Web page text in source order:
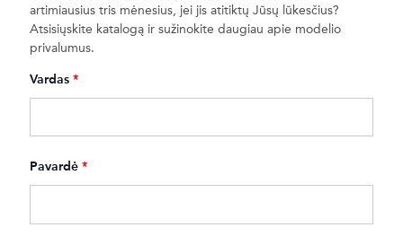
artimiausius tris mėnesius, jei jis atitiktų Jūsų lūkesčius?
Atsisiųskite katalogą ir sužinokite daugiau apie modelio
privalumus.
Vardas *
Pavardė *